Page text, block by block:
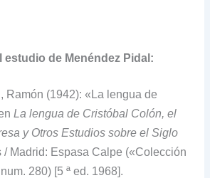
estudio de Menéndez Pidal:
, Ramón (1942): «La lengua de
La lengua de Cristóbal Colón, el
y Otros Estudios sobre el Siglo
/ Madrid: Espasa Calpe («Colección
280) [5 ª ed. 1968].